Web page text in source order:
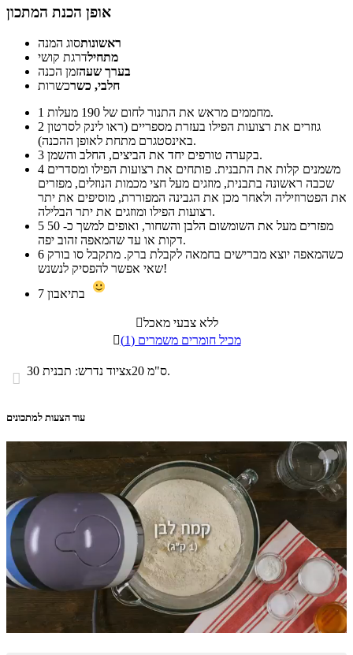
אופן הכנת המתכון
ראשונותסוג המנה
מתחילדרגת קושי
בערך שעהזמן הכנה
חלבי, כשרכשרות
1
מחממים מראש את התנור לחום של 190 מעלות.
2
באינסטגרם מתחת לאופן ההכנה).
3
בקערה טורפים יחד את הביצים, החלב והשמן.
4
שכבה ראשונה בתבנית, מוזגים מעל חצי מכמות הנוזלים, מפזרים
את הפטרוזיליה ולאחר מכן את הגבינה המפוררת, מוסיפים את יתר
רצועות הפילו ומוזגים את יתר הבלילה.
5
דקות או עד שהמאפה זהוב יפה.
6
שאי אפשר להפסיק לנשנש!
7
ללא צבעי מאכל

מכיל חומרים משמרים (1)
 ציוד נדרש: תבנית 30x20 ס"מ.
עוד הצעות למתכונים